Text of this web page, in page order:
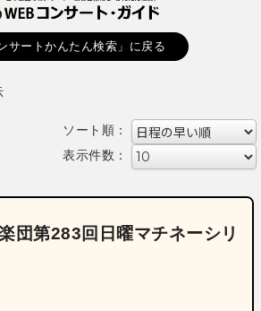
サートかんたん検索」に戻る
ソート順：
表示件数：
団第283回日曜マチネーシリ